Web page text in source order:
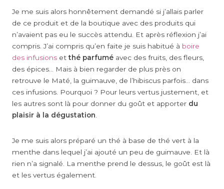
Je me suis alors honnêtement demandé si j’allais parler
de ce produit et de la boutique avec des produits qui
n’avaient pas eu le succès attendu. Et après réflexion j’ai
compris. J’ai compris qu’en faite je suis habitué à boire
des infusions etthé parfumé avec des fruits, des fleurs,
des épices… Mais à bien regarder de plus près on
retrouve le Maté, la guimauve, de l’hibiscus parfois… dans
ces infusions. Pourquoi ? Pour leurs vertus justement, et
les autres sont là pour donner du goût et apporter du
plaisir à la dégustation.
Je me suis alors préparé un thé à base de thé vert à la
menthe dans lequel j’ai ajouté un peu de guimauve. Et là
rien n’a signalé. La menthe prend le dessus, le goût est là
et les vertus également.